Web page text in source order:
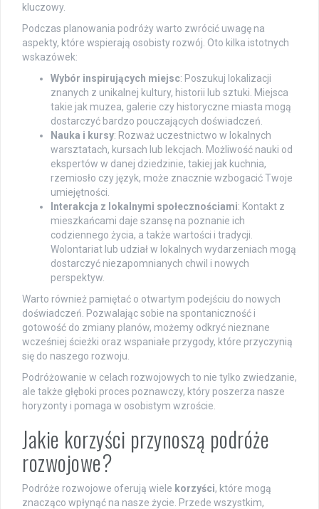
kluczowy.
Podczas planowania podróży warto zwrócić uwagę na
aspekty, które wspierają osobisty rozwój. Oto kilka istotnych
wskazówek:
Wybór inspirujących miejsc: Poszukuj lokalizacji
znanych z unikalnej kultury, historii lub sztuki. Miejsca
takie jak muzea, galerie czy historyczne miasta mogą
dostarczyć bardzo pouczających doświadczeń.
Nauka i kursy: Rozważ uczestnictwo w lokalnych
warsztatach, kursach lub lekcjach. Możliwość nauki od
ekspertów w danej dziedzinie, takiej jak kuchnia,
rzemiosło czy język, może znacznie wzbogacić Twoje
umiejętności.
Interakcja z lokalnymi społecznościami: Kontakt z
mieszkańcami daje szansę na poznanie ich
codziennego życia, a także wartości i tradycji.
Wolontariat lub udział w lokalnych wydarzeniach mogą
dostarczyć niezapomnianych chwil i nowych
perspektyw.
Warto również pamiętać o otwartym podejściu do nowych
doświadczeń. Pozwalając sobie na spontaniczność i
gotowość do zmiany planów, możemy odkryć nieznane
wcześniej ścieżki oraz wspaniałe przygody, które przyczynią
się do naszego rozwoju.
Podróżowanie w celach rozwojowych to nie tylko zwiedzanie,
ale także głęboki proces poznawczy, który poszerza nasze
horyzonty i pomaga w osobistym wzroście.
Jakie korzyści przynoszą podróże
rozwojowe?
Podróże rozwojowe oferują wiele korzyści, które mogą
znacząco wpłynąć na nasze życie. Przede wszystkim,